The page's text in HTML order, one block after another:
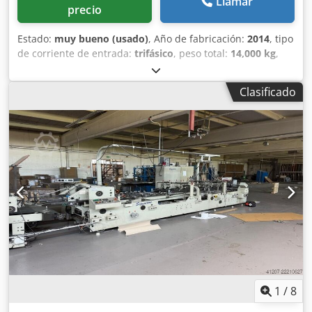
precio
Estado: muy bueno (usado), Año de fabricación: 2014, tipo
de corriente de entrada: trifásico, peso total: 14,000 kg,
Línea de Producción de Bolsas de Papel – ZBX-300 y ZBX-
450 Cjdpfx Aezhwi Nsb Usrf Presentamos una línea de
producción profesional para bolsas de papel, compuesta
por la máquina principal de formación ZBX-300 y la
máquina de producción de asas ZBX-450. Estos equipos
ofrecen un alto rendimiento, precisión y eficiencia
energética, cumpliendo con los requisitos tanto de
pequeñas como de grandes series de producción. 1.
Máquina principal de formación y encolado de bolsas –
ZBX-300 • Año de fabricación: 2014 • Peso: 12 000 kg •
Alimentación: trifásica, consumo de 12 kW • Rango de
ancho de la lámina: 680 – 1000 mm (según la
configuración) • Longitud de la lámina: 400 – 600 mm •
Ancho de la bolsa: 250 – 430 mm • Gramaje del papel: 80 –
210 g/m² Funciones principales: • Alimentación automática
de la lámina a la sección de formación, lo que agiliza y
acelera la producción. • Lubricación central del sistema de
Clasificado
1 /8